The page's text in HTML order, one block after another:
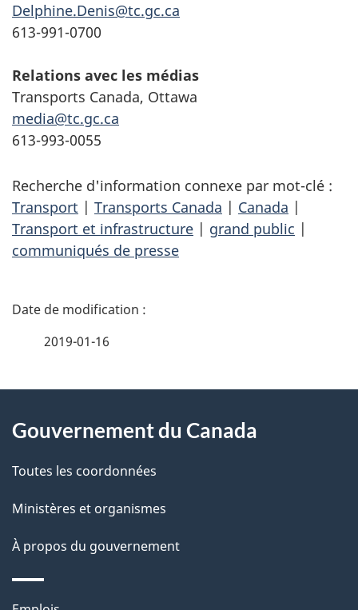
Delphine.Denis@tc.gc.ca
613-991-0700
Relations avec les médias
Transports Canada, Ottawa
media@tc.gc.ca
613-993-0055
Recherche d'information connexe par mot-clé :
Transport | Transports Canada | Canada |
Transport et infrastructure | grand public |
communiqués de presse
D
i
l
s
d
e
2019-01-16
propos
de
ce
site
Gouvernement du Canada
Toutes les coordonnées
Ministères et organismes
À propos du gouvernement